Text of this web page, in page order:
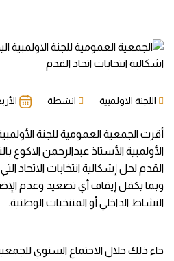
اللجنة الاولمبية انشطة الأربعاء 26
أقرت الجمعية العمومية للجنة
الأولمبية الأستاذ عبدالرحمن الاكوع
القدم لحل إشكالية انتخابات الاتحاد
وبما يكفل إيقاف أي تصعيد وعدم
النشاط الداخلي أو المنتخبات الوطنية.
جاء ذلك خلال الاجتماع السنوي